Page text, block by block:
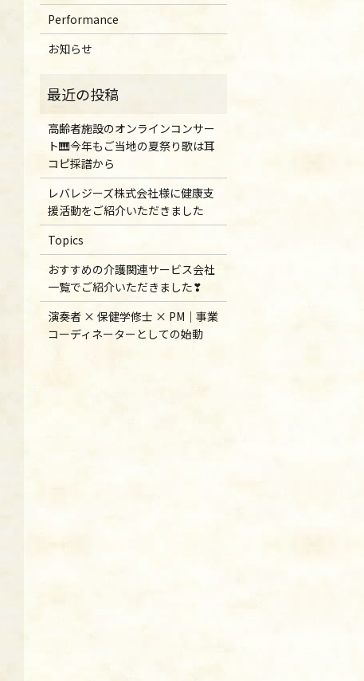
Performance
お知らせ
高齢者施設のオンラインコンサー
ト🎹今年もご当地の夏祭り歌は耳
コピ採譜から
レバレジーズ株式会社様に健康支
援活動をご紹介いただきました
Topics
おすすめの介護関連サービス会社
一覧でご紹介いただきました❣
演奏者 × 保健学修士 × PM｜事業
コーディネーターとしての始動